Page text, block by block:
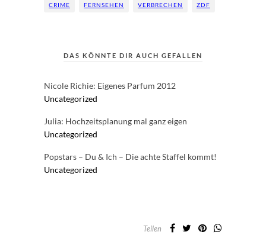
CRIME FERNSEHEN VERBRECHEN ZDF
DAS KÖNNTE DIR AUCH GEFALLEN
Nicole Richie: Eigenes Parfum 2012
Uncategorized
Julia: Hochzeitsplanung mal ganz eigen
Uncategorized
Popstars – Du & Ich – Die achte Staffel kommt!
Uncategorized
Teilen